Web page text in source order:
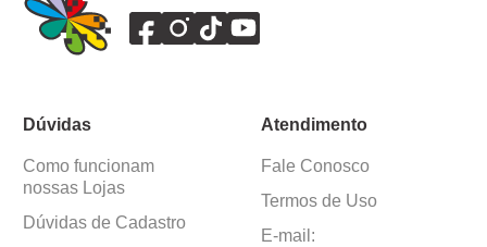
Dúvidas
Como funcionam
nossas Lojas
Dúvidas de Cadastro
Atendimento
Fale Conosco
Termos de Uso
E-mail: